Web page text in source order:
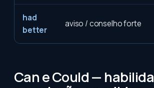
had
better
aviso / conselho forte
Can e Could —